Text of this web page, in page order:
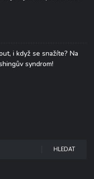
i když se snažíte? Na
syndrom!
HLEDAT